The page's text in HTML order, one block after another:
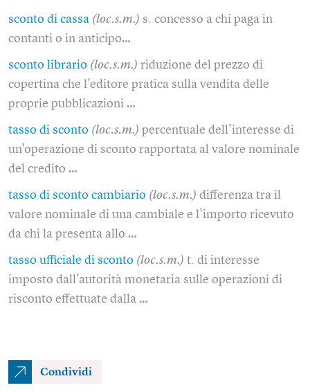
sconto di cassa (loc.s.m.) s. concesso a chi paga in
contanti o in anticipo…
sconto librario (loc.s.m.) riduzione del prezzo di
copertina che l'editore pratica sulla vendita delle
proprie pubblicazioni …
tasso di sconto (loc.s.m.) percentuale dell'interesse di
un'operazione di sconto rapportata al valore nominale
del credito …
tasso di sconto cambiario (loc.s.m.) differenza tra il
valore nominale di una cambiale e l'importo ricevuto
da chi la presenta allo …
tasso ufficiale di sconto (loc.s.m.) t. di interesse
imposto dall'autorità monetaria sulle operazioni di
risconto effettuate dalla …
Condividi